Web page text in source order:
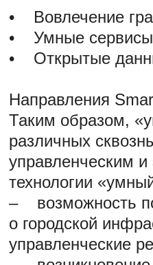
• Вовлечение
• Умные сервисы
• Открытые
Направления
Таким образом,
различных
управленческим
технологии
– возможность
о городской
управленческие